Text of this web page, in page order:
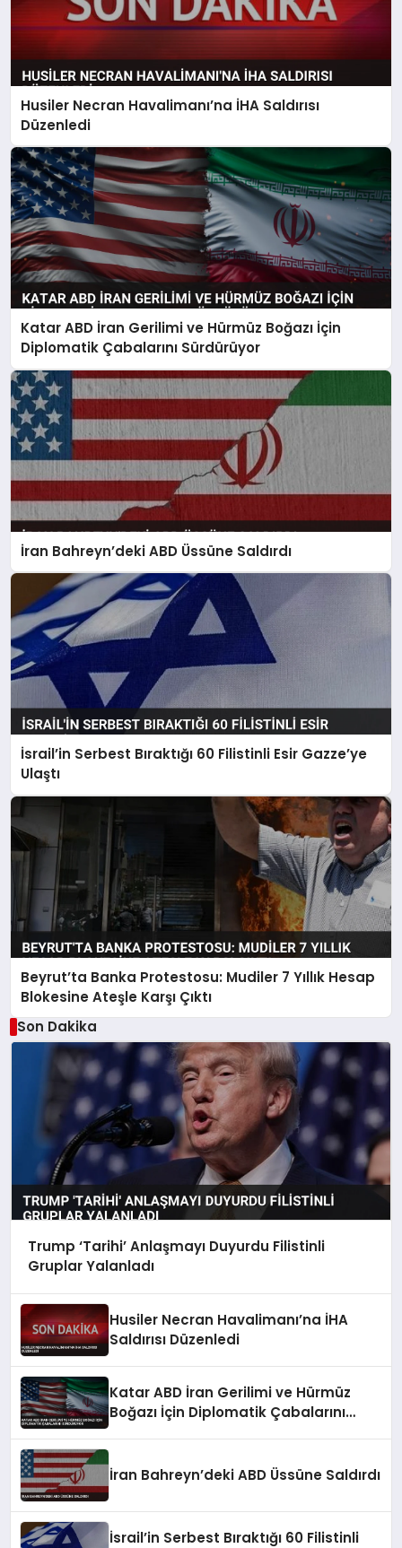
Husiler Necran Havalimanı’na İHA Saldırısı
Düzenledi
Katar ABD İran Gerilimi ve Hürmüz Boğazı İçin
Diplomatik Çabalarını Sürdürüyor
İran Bahreyn’deki ABD Üssüne Saldırdı
İsrail’in Serbest Bıraktığı 60 Filistinli Esir Gazze’ye
Ulaştı
Beyrut’ta Banka Protestosu: Mudiler 7 Yıllık Hesap
Blokesine Ateşle Karşı Çıktı
Son Dakika
Trump ‘Tarihi’ Anlaşmayı Duyurdu Filistinli
Gruplar Yalanladı
Husiler Necran Havalimanı’na İHA
Saldırısı Düzenledi
Katar ABD İran Gerilimi ve Hürmüz
Boğazı İçin Diplomatik Çabalarını
İran Bahreyn’deki ABD Üssüne Saldırdı
İsrail’in Serbest Bıraktığı 60 Filistinli